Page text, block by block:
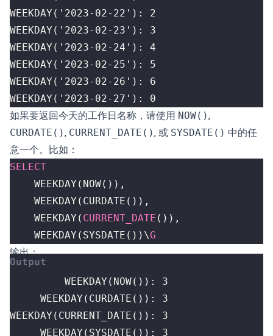
WEEKDAY('2023-02-27'): 0
如果要返回今天的工作日名称，请使用 NOW(),
CURDATE(), CURRENT_DATE(), 或 SYSDATE() 中的任
意一个。比如：
SELECT
WEEKDAY ( NOW()),
WEEKDAY ( CURDATE ()),
WEEKDAY ( CURRENT_DATE ()),
WEEKDAY ( SYSDATE ()) \G
输出：
     WEEKDAY(SYSDATE()): 3